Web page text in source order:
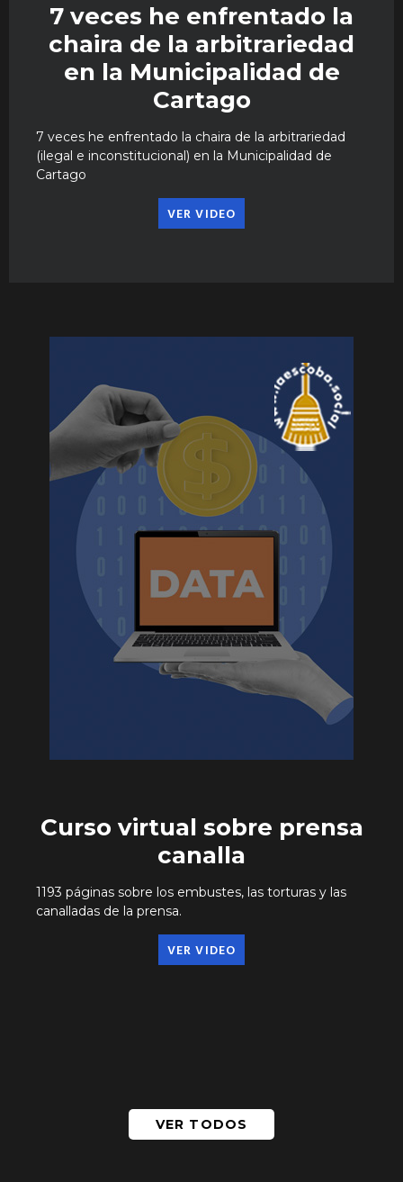
7 veces he enfrentado la
chaira de la arbitrariedad
en la Municipalidad de
Cartago
7 veces he enfrentado la chaira de la arbitrariedad
(ilegal e inconstitucional) en la Municipalidad de
Cartago
VER VIDEO
Curso virtual sobre prensa
canalla
1193 páginas sobre los embustes, las torturas y las
canalladas de la prensa.
VER VIDEO
VER TODOS